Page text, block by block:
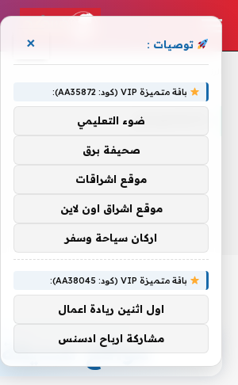
بالشاويش
مواقع صديقة
توصيات : ×
باقة متميزة VIP (كود: AA35872):
ضوء التعليمي
صحيفة برق
موقع اشراقات
موقع اشراق اون لاين
اركان سياحة وسفر
باقة متميزة VIP (كود: AA38045):
اول اثنين ريادة اعمال
مشاركة ارباح ادسنس